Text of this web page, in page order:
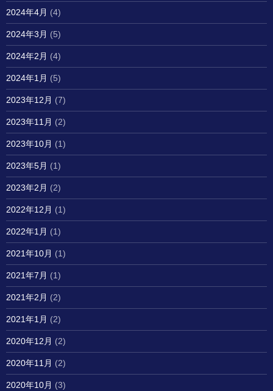
2024年4月 (4)
2024年3月 (5)
2024年2月 (4)
2024年1月 (5)
2023年12月 (7)
2023年11月 (2)
2023年10月 (1)
2023年5月 (1)
2023年2月 (2)
2022年12月 (1)
2022年1月 (1)
2021年10月 (1)
2021年7月 (1)
2021年2月 (2)
2021年1月 (2)
2020年12月 (2)
2020年11月 (2)
2020年10月 (3)